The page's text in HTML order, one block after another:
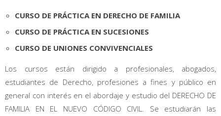
CURSO DE PRÁCTICA EN DERECHO DE FAMILIA
CURSO DE PRÁCTICA EN SUCESIONES
CURSO DE UNIONES CONVIVENCIALES
Los cursos están dirigido a profesionales, abogados,
estudiantes de Derecho, profesiones a fines y público en
general con interés en el abordaje y estudio del DERECHO DE
FAMILIA EN EL NUEVO CÓDIGO CIVIL. Se estudiarán las